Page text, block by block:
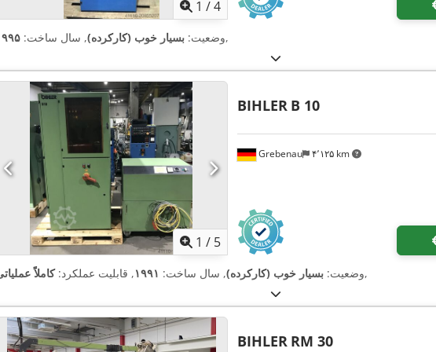
1 /4
وضعیت: بسیار خوب (کارکرده), سال ساخت: ,
1 / 5
Grebenau ۴٬۱۲۵ km
BIHLER B 10
وضعیت: بسیار خوب (کارکرده), سال ساخت: ۱۹۹۱, قابلیت عملکرد:کاملاً ,
BIHLER RM 30